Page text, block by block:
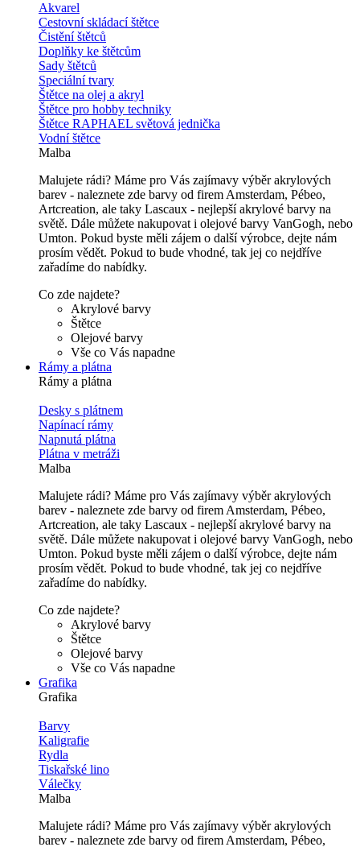
Akvarel
Cestovní skládací štětce
Čistění štětců
Doplňky ke štětcům
Sady štětců
Speciální tvary
Štětce na olej a akryl
Štětce pro hobby techniky
Štětce RAPHAEL světová jednička
Vodní štětce
Malba
Malujete rádi? Máme pro Vás zajímavy výběr akrylových
barev - naleznete zde barvy od firem Amsterdam, Pébeo,
Artcreation, ale taky Lascaux - nejlepší akrylové barvy na
světě. Dále můžete nakupovat i olejové barvy VanGogh, nebo
Umton. Pokud byste měli zájem o další výrobce, dejte nám
prosím vědět. Pokud to bude vhodné, tak jej co nejdříve
zařadíme do nabídky.
Co zde najdete?
Akrylové barvy
Štětce
Olejové barvy
Vše co Vás napadne
Rámy a plátna
Rámy a plátna
Desky s plátnem
Napínací rámy
Napnutá plátna
Plátna v metráži
Malba
Malujete rádi? Máme pro Vás zajímavy výběr akrylových
barev - naleznete zde barvy od firem Amsterdam, Pébeo,
Artcreation, ale taky Lascaux - nejlepší akrylové barvy na
světě. Dále můžete nakupovat i olejové barvy VanGogh, nebo
Umton. Pokud byste měli zájem o další výrobce, dejte nám
prosím vědět. Pokud to bude vhodné, tak jej co nejdříve
zařadíme do nabídky.
Co zde najdete?
Akrylové barvy
Štětce
Olejové barvy
Vše co Vás napadne
Grafika
Grafika
Barvy
Kaligrafie
Rydla
Tiskařské lino
Válečky
Malba
Malujete rádi? Máme pro Vás zajímavy výběr akrylových
barev - naleznete zde barvy od firem Amsterdam, Pébeo,